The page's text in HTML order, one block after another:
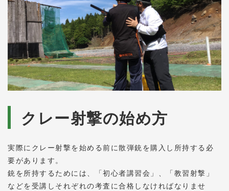
クレー射撃の始め方
実際にクレー射撃を始める前に散弾銃を購入し所持する必
要があります。
銃を所持するためには、「初心者講習会」、「教習射撃」
などを受講しそれぞれの考査に合格しなければなりませ